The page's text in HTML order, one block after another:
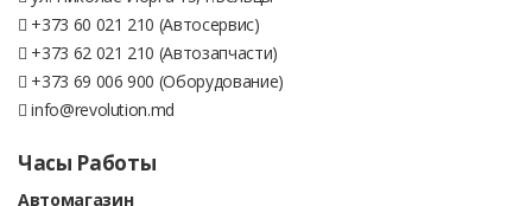
+373 60 021 210 (Автосервис)
+373 62 021 210 (Автозапчасти)
+373 69 006 900 (Оборудование)
info@revolution.md
Часы Работы
Автомагазин